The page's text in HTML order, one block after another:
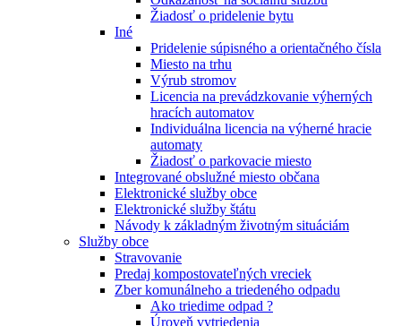
Žiadosť o pridelenie bytu
Iné
Pridelenie súpisného a orientačného čísla
Miesto na trhu
Výrub stromov
Licencia na prevádzkovanie výherných
hracích automatov
Individuálna licencia na výherné hracie
automaty
Žiadosť o parkovacie miesto
Integrované obslužné miesto občana
Elektronické služby obce
Elektronické služby štátu
Návody k základným životným situáciám
Služby obce
Stravovanie
Predaj kompostovateľných vreciek
Zber komunálneho a triedeného odpadu
Ako triedime odpad ?
Úroveň vytriedenia